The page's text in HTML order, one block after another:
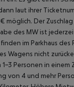
laut ihrer
Der
des MW ist
im Parkhaus
Wagens nicht
3 Personen in einem
4 und mehr